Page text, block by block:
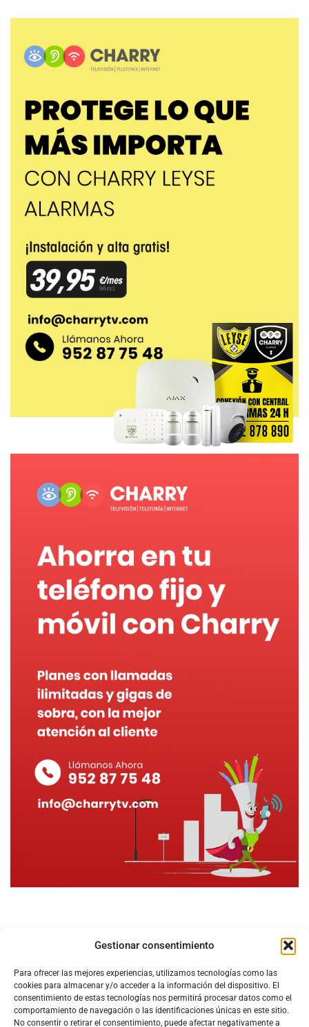
Gestionar consentimiento
Para ofrecer las mejores experiencias, utilizamos tecnologías como las
cookies para almacenar y/o acceder a la información del dispositivo. El
consentimiento de estas tecnologías nos permitirá procesar datos como el
comportamiento de navegación o las identificaciones únicas en este sitio.
No consentir o retirar el consentimiento, puede afectar negativamente a